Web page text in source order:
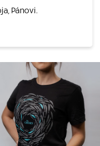
Pánovi.